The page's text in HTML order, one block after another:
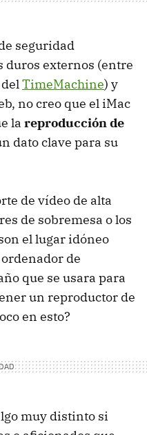
seguridad
duros externos (entre
TimeMachine) y
no creo que el iMac
la reproducción de
dato clave para su
de vídeo de alta
de sobremesa o los
el lugar idóneo
de
que se usara para
un reproductor de
en esto?
muy distinto si